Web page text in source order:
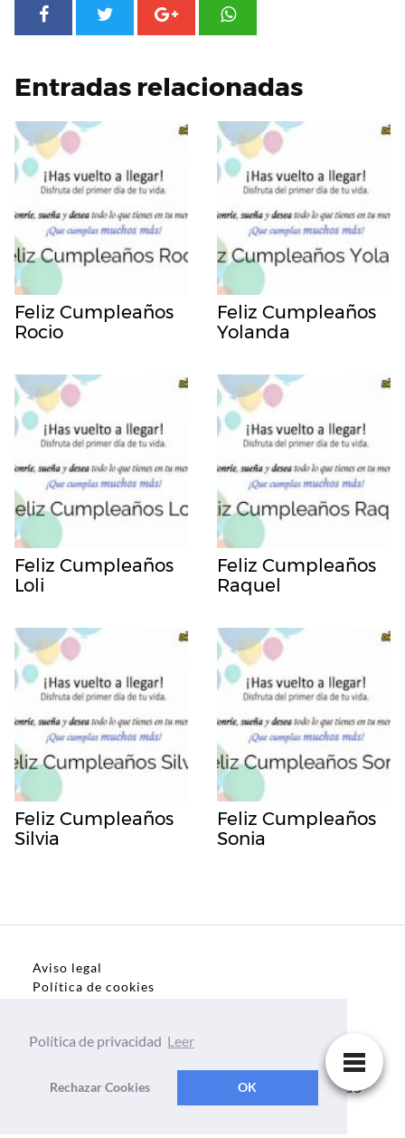
Entradas relacionadas
Feliz Cumpleaños
Rocio
Feliz Cumpleaños
Yolanda
Feliz Cumpleaños
Loli
Feliz Cumpleaños
Raquel
Feliz Cumpleaños
Silvia
Feliz Cumpleaños
Sonia
Aviso legal
Política de cookies
Dedicatorias, frases, textos para todo el mundo
Política de privacidad Leer
Rechazar Cookies OK